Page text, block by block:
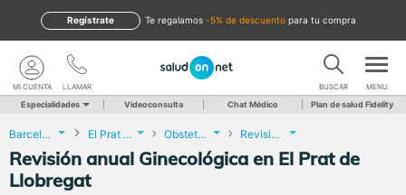
te regalamos -5% de descuento para tu compra
Regístrate
LLAMAR
MI CUENTA BUSCAR MENU
Especialidades Videoconsulta Chat Médico Plan de salud Fidelity
Barcelona El Prat de Llobregat Obstetricia y Ginecología Revisión anual Ginecológica
Revisión anual Ginecológica en El Prat de
Llobregat